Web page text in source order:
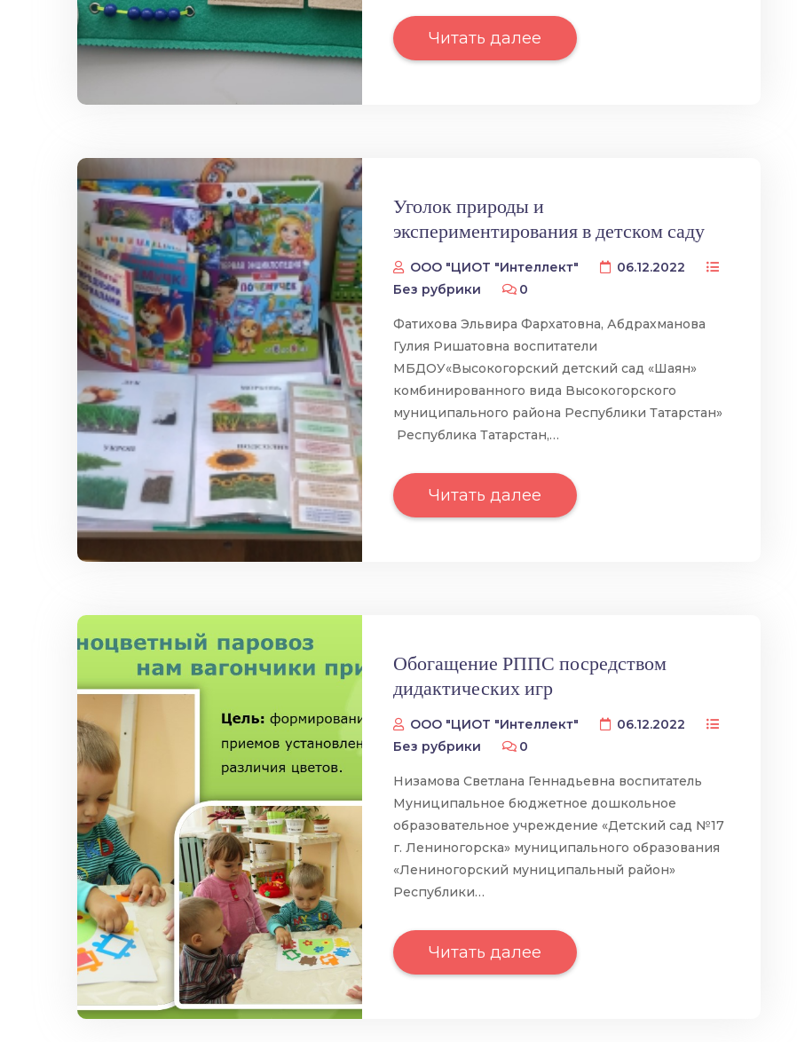
Читать далее
Уголок природы и
экспериментирования в детском саду
ООО "ЦИОТ "Интеллект"
06.12.2022
Без рубрики
0
Фатихова Эльвира Фархатовна, Абдрахманова
Гулия Ришатовна воспитатели
МБДОУ«Высокогорский детский сад «Шаян»
комбинированного вида Высокогорского
муниципального района Республики Татарстан»
Республика Татарстан,…
Читать далее
Обогащение РППС посредством
дидактических игр
ООО "ЦИОТ "Интеллект"
06.12.2022
Без рубрики
0
Низамова Светлана Геннадьевна воспитатель
Муниципальное бюджетное дошкольное
образовательное учреждение «Детский сад №17
г. Лениногорска» муниципального образования
«Лениногорский муниципальный район»
Республики…
Читать далее